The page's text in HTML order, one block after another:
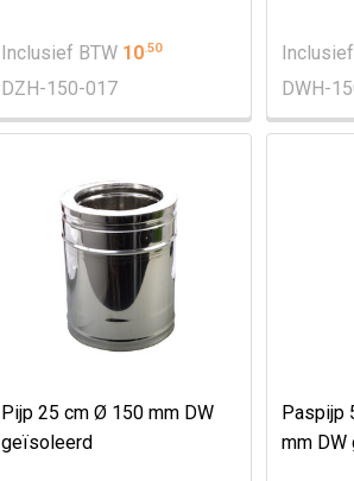
Inclusief BTW 10.50
DZH-150-017 DWH-
Pijp 25 cm Ø 150 mm DW
geïsoleerd
Paspijp
mm